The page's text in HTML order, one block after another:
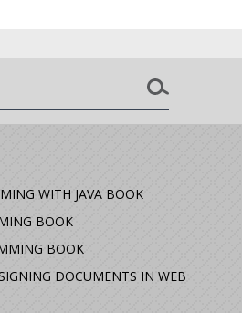
WITH JAVA BOOK
BOOK
BOOK
DOCUMENTS IN WEB